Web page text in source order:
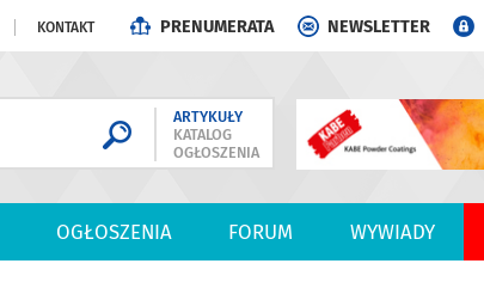
KONTAKT PRENUMERATA NEWSLETTER
ARTYKUŁY
KATALOG
OGŁOSZENIA
OGŁOSZENIA FORUM WYWIADY